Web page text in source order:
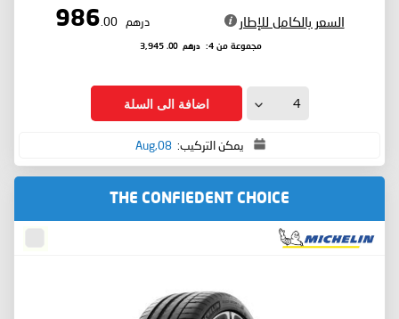
السعر بالكامل للإطار درهم 986
.00
مجموعة من 4: درهم 3,945
.00
اضافة الى السلة
يمكن التركيب: 08,Aug
THE CONFIEDENT CHOICE